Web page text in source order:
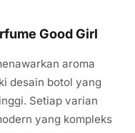
Good Girl
aroma
desain botol yang
Setiap varian
yang kompleks